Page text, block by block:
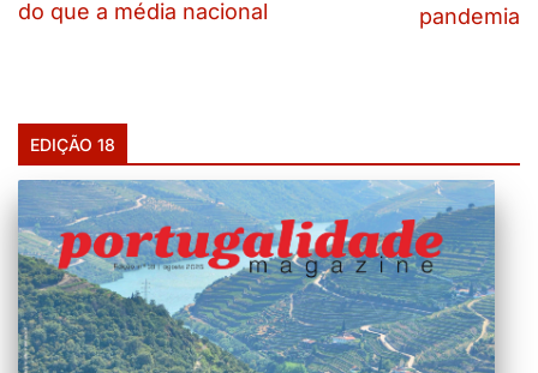
do que a média nacional
pandemia
EDIÇÃO 18